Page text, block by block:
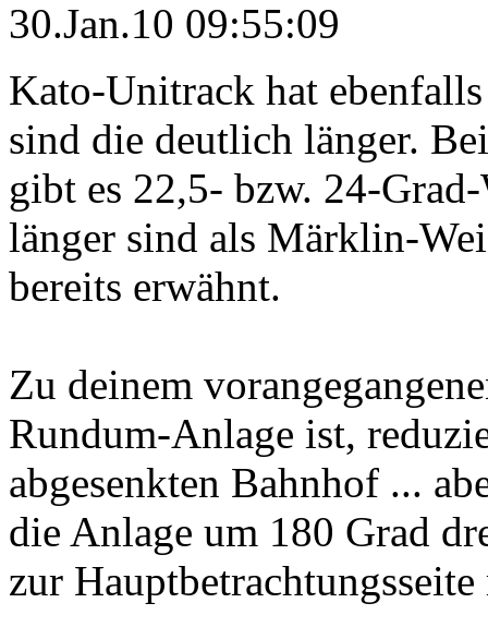
30.Jan.10 09:55:09
Kato-Unitrack hat
sind die deutlich länger.
gibt es 22,5- bzw. 24-
länger sind als Märklin-
bereits erwähnt.
Zu deinem
Rundum-Anlage ist,
abgesenkten Bahnhof ...
die Anlage um 180 Grad
zur Hauptbetrachtungsseite